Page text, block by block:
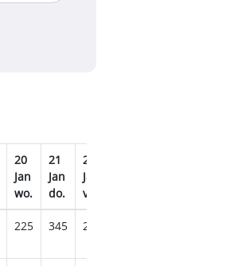
20
Jan
wo.
21
Jan
do.
22
Jan
vr.
225 345 219